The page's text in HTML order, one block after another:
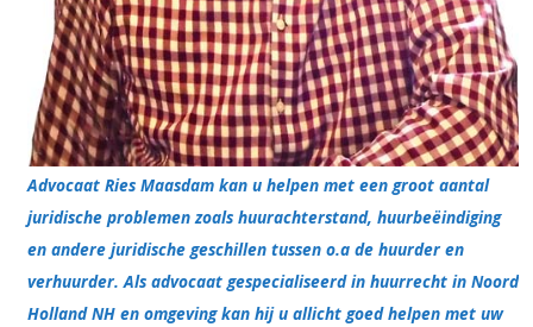
Advocaat Ries Maasdam kan u helpen met een groot aantal
juridische problemen zoals huurachterstand, huurbeëindiging
en andere juridische geschillen tussen o.a de huurder en
verhuurder. Als advocaat gespecialiseerd in huurrecht in Noord
Holland NH en omgeving kan hij u allicht goed helpen met uw